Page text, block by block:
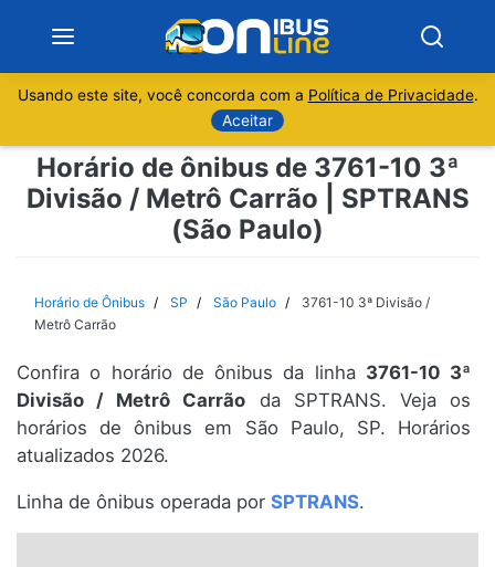
Sobre
Minas Gerais
Espírito Santo
Paraná
Santa Catarina
Usando este site, você concorda com a Política de Privacidade.
Aceitar
Horário de ônibus de 3761-10 3ª
Divisão / Metrô Carrão | SPTRANS
(São Paulo)
Horário de Ônibus SP São Paulo
3761-10 3ª Divisão /
Metrô Carrão
Confira o horário de ônibus da linha 3761-10 3ª
Divisão / Metrô Carrão da SPTRANS. Veja os
horários de ônibus em São Paulo, SP. Horários
atualizados 2026.
Linha de ônibus operada por SPTRANS.